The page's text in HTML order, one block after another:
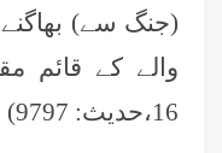
(جنگ سے)
16،حدیث: 9797)